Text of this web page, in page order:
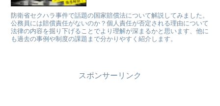
防衛省セクハラ事件で話題の国家賠償法について解説してみました。
公務員には賠償責任がないのか？個人責任が否定される理由について
法律の内容を掘り下げることでより理解が深まるかと思います、他に
も過去の事例や制度の課題まで分かりやすく紹介します。
スポンサーリンク